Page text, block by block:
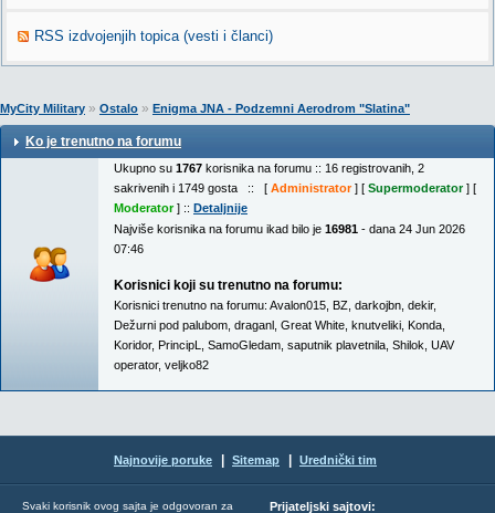
RSS izdvojenjih topica (vesti i članci)
MyCity Military » Ostalo » Enigma JNA - Podzemni Aerodrom "Slatina"
Ko je trenutno na forumu
Ukupno su 1767 korisnika na forumu :: 16 registrovanih, 2
sakrivenih i 1749 gosta :: [ Administrator] [ Supermoderator] [
Moderator] :: Detaljnije
Najviše korisnika na forumu ikad bilo je 16981 - dana 24 Jun 2026
07:46
Korisnici koji su trenutno na forumu:
Korisnici trenutno na forumu: Avalon015 BZ darkojbn dekir,
Dežurni pod palubom draganl Great White knutveliki Konda
Koridor, PrincipL SamoGledam saputnik plavetnila Shilok UAV
operator, veljko82
Najnovije poruke Sitemap Urednički tim
Svaki korisnik ovog sajta je odgovoran za Prijateljski sajtovi: